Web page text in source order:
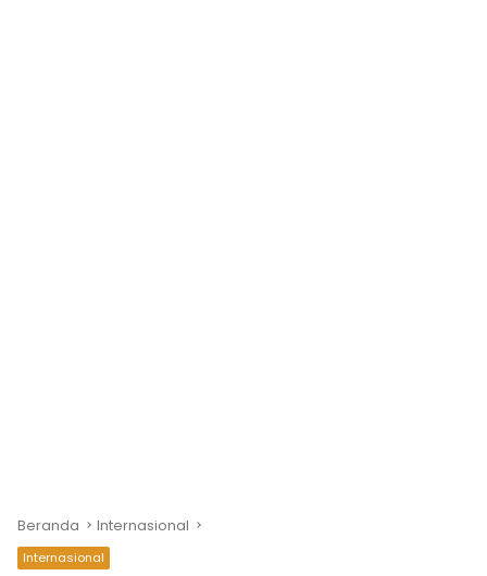
Beranda Internasional
Internasional